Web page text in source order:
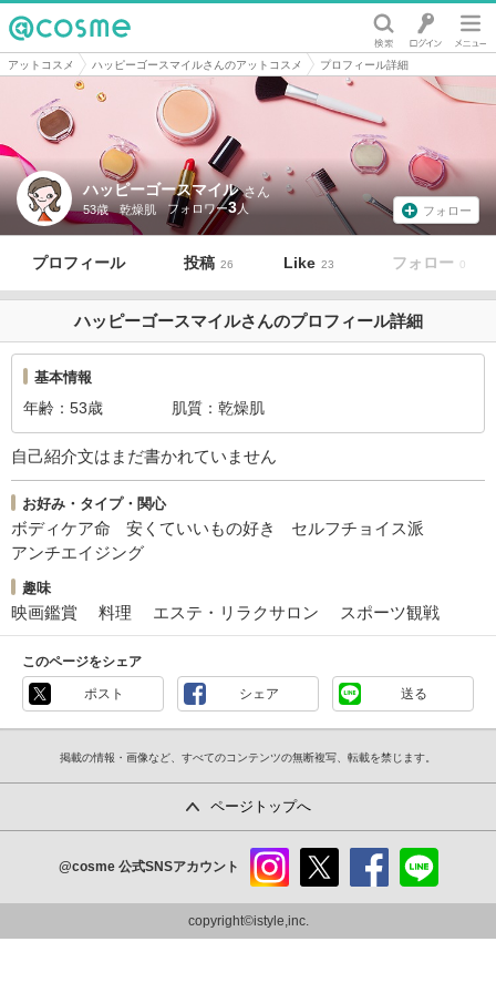
@cosme
アットコスメ ハッピーゴースマイルさんのアットコスメ プロフィール詳細
ハッピーゴースマイル さん
53歳 乾燥肌 3 フォロー
プロフィール 投稿 26 Like 23 フォロー 0
ハッピーゴースマイルさんのプロフィール詳細
基本情報
年齢 53歳 肌質 乾燥肌
自己紹介文はまだ書かれていません
お好み・タイプ・関心
ボディケア命 安くていいもの好き
セルフチョイス派
アンチエイジング
趣味
映画鑑賞 料理 エステ・リラクサロン スポーツ観戦
このページをシェア
ポスト シェア 送る
掲載の情報・画像など、すべてのコンテンツの無断複写、転載を禁じます。
ページトップへ
@cosme 公式SNSアカウント
ram
copyright©istyle,inc.